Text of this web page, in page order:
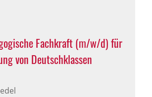
Fachkraft (m/w/d) für
von Deutschklassen